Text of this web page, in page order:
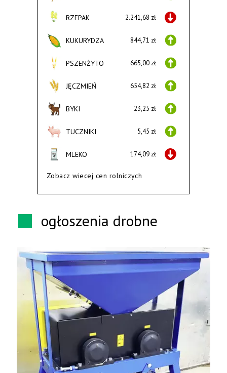
RZEPAK 2.241,68 zł
KUKURYDZA 844,71 zł
PSZENŻYTO 665,00 zł
JĘCZMIEŃ 654,82 zł
BYKI 23,25 zł
TUCZNIKI 5,45 zł
MLEKO 174,09 zł
Zobacz wiecej cen rolniczych
ogłoszenia drobne